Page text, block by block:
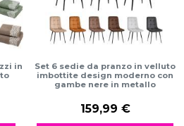
in
Set 6 sedie da pranzo in velluto
imbottite design moderno con
gambe nere in metallo
159,99 €